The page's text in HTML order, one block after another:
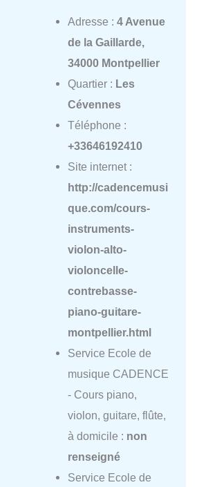
Adresse : 4 Avenue
de la Gaillarde,
34000 Montpellier
Quartier : Les
Cévennes
Téléphone :
+33646192410
Site internet :
http://cadencemusi
que.com/cours-
instruments-
violon-alto-
violoncelle-
contrebasse-
piano-guitare-
montpellier.html
Service Ecole de
musique CADENCE
- Cours piano,
violon, guitare, flûte,
à domicile : non
renseigné
Service Ecole de